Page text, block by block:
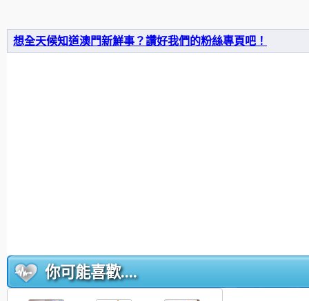
想全天候知道澳門新鮮事？讚好我們的粉絲專頁吧！
你可能喜歡....